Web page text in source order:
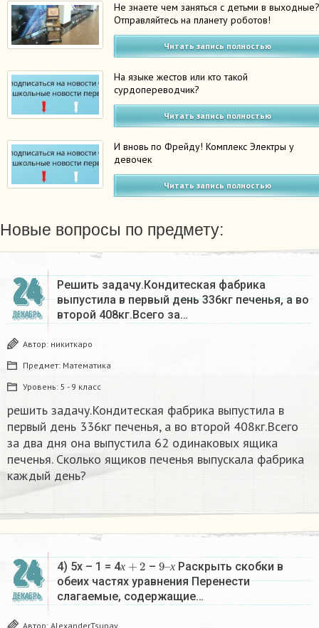
Не знаете чем заняться с детьми в
Отправляйтесь на планету роботов!
Читать запись полностью
На языке жестов или кто такой
сурдопереводчик?
Читать запись полностью
И вновь по Фрейду! Комплекс Электры у
девочек
Читать запись полностью
Новые вопросы по предмету:
24
ДЕКАБРЬ
Решить задачу.Кондитеская фабрика
выпустила в первый день 336кг печенья, а во
второй 408кг.Всего за…
Автор: никиткаро
Предмет: Математика
Уровень: 5 - 9 класс
решить задачу.Кондитеская фабрика выпустила в
первый день 336кг печенья, а во второй 408кг.Всего
за два дня она выпустила 62 одинаковых ящика
печенья. Сколько ящиков печенья выпускала фабрика
каждый день?
24
ДЕКАБРЬ
4) 5х – 1 = 4х
х+2 – х
9–
х
Раскрыть скобки в
обеих частях уравнения Перенести
слагаемые, содержащие…
Автор: AlexanderTsupay